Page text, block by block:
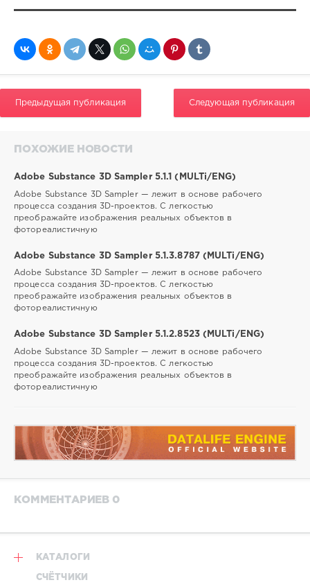
Предыдущая публикация Следующая публикация
ПОХОЖИЕ НОВОСТИ
Adobe Substance 3D Sampler 5.1.1 (MULTi/ENG)
Adobe Substance 3D Sampler — лежит в основе рабочего
процесса создания 3D-проектов. С легкостью
преображайте изображения реальных объектов в
фотореалистичную
Adobe Substance 3D Sampler 5.1.3.8787 (MULTi/ENG)
Adobe Substance 3D Sampler — лежит в основе рабочего
процесса создания 3D-проектов. С легкостью
преображайте изображения реальных объектов в
фотореалистичную
Adobe Substance 3D Sampler 5.1.2.8523 (MULTi/ENG)
Adobe Substance 3D Sampler — лежит в основе рабочего
процесса создания 3D-проектов. С легкостью
преображайте изображения реальных объектов в
фотореалистичную
КОММЕНТАРИЕВ 0
КАТАЛОГИ
СЧЁТЧИКИ